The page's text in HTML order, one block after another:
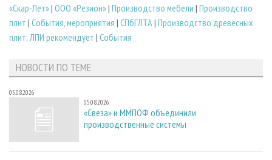
«Скар-Лет»| ООО «Резион»| Производство мебели | Производство
плит | События, мероприятия | СПбГЛТА | Производство древесных
плит: ЛПИ рекомендует | События
НОВОСТИ ПО ТЕМЕ
05.08.2026
05.08.2026
«Свеза» и ММПОФ объединили
производственные системы